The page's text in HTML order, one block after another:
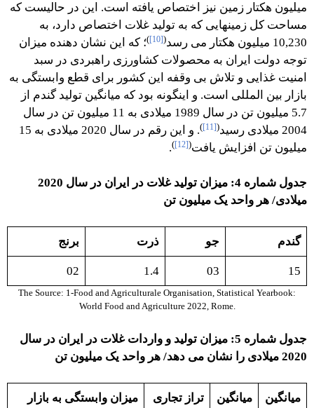
میلیون هکتار زمین نیز اختصاص یافته است. این در حالیست که
مساحت کل زمینهایی که به تولید غلات اختصاص دارد، به
10,230 میلیون هکتار می رسد
(
[10]
)؛ که این نشان دهنده میزان
توجه دولت ایران به محصولات کشاورزی راهبردی در سبد
امنیت غذایی و تلاش بی وقفه این کشور برای قطع وابستگی به
بازار بین المللی است. و اینگونه بود که میانگین تولید گندم از
5.7 میلیون تن در سال 1989 میلادی به 11 میلیون تن در سال
2004 میلادی رسید
(
[11]
)
. و این رقم در سال 2020 میلادی به 15
میلیون تن افزایش یافت(
[12]
)
.
جدول شماره 4: میزان تولید غلات در ایران در سال 2020
میلادی/ هر واحد یک میلیون تن
گندم جو ذرت برنج
15
03
1.4
02
The Source: 1-Food and Agriculturale Organisation, Statistical Yearbook:
World Food and Agriculture 2022, Rome.
جدول شماره 5: میزان تولید و واردات غلات در ایران در سال
2020 میلادی را نشان می دهد/ هر واحد یک میلیون تن
میانگین
میانگین
تراز تجاری
میزان وابستگی به بازار